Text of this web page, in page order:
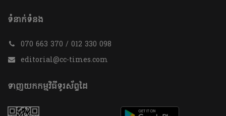
ទំនាក់ទំនង
070 663 370 / 012 330 098
editorial@cc-times.com
ទាញយកកម្មវិធីទូរស័ព្ទដៃ